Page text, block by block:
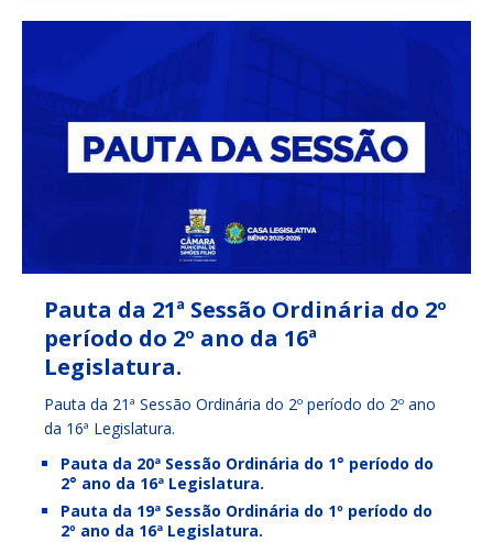
Pauta da 21ª Sessão Ordinária do 2º
período do 2º ano da 16ª
Legislatura.
Pauta da 21ª Sessão Ordinária do 2º período do 2º ano
da 16ª Legislatura.
Pauta da 20ª Sessão Ordinária do 1° período do
2° ano da 16ª Legislatura.
Pauta da 19ª Sessão Ordinária do 1º período do
2º ano da 16ª Legislatura.